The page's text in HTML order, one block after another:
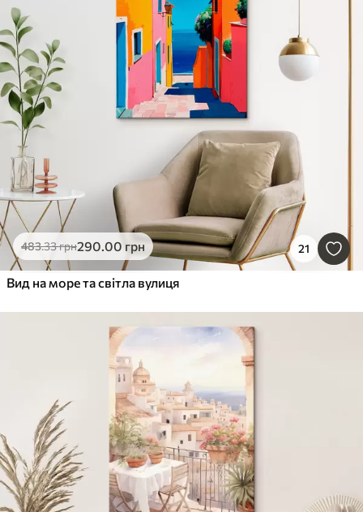
483.33грн290.00 грн 21
Вид на море та світла вулиця